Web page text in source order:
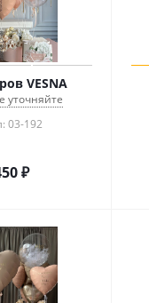
VESNA
уточняйте
03-192
₽